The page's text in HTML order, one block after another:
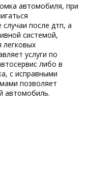
автомобиля, при
после дтп, а
системой,
легковых
услуги по
либо в
с исправными
позволяет
автомобиль.